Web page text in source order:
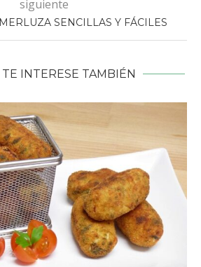
siguiente
SENCILLAS Y FÁCILES
TE INTERESE TAMBIÉN